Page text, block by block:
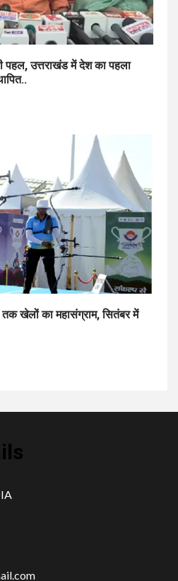
पहल, उत्तराखंड में देश का पहला
तक खेलों का महासंग्राम, सितंबर में